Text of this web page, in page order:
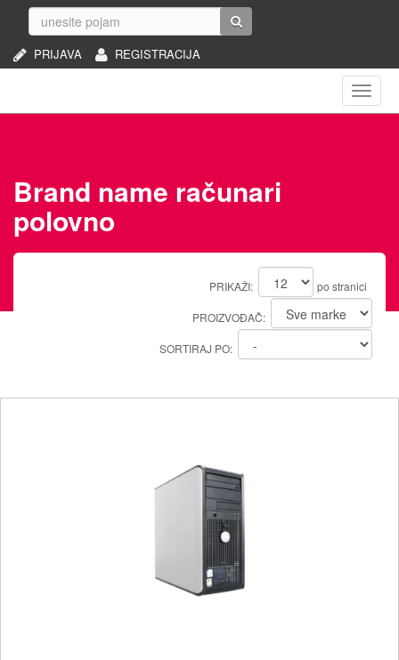
REGISTRACIJA
PRIJAVA
Brand name računari
polovno
PRIKAŽI: po stranici
PROIZVOĐAČ:
SORTIRAJ PO: